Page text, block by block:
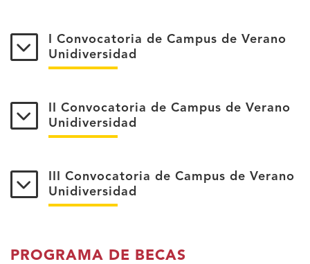
I Convocatoria de Campus de Verano
Unidiversidad
II Convocatoria de Campus de Verano
Unidiversidad
III Convocatoria de Campus de Verano
Unidiversidad
PROGRAMA DE BECAS